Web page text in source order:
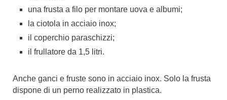
una frusta a filo per montare uova e albumi;
la ciotola in acciaio inox;
il coperchio paraschizzi;
il frullatore da 1,5 litri.
Anche ganci e fruste sono in acciaio inox. Solo la frusta
dispone di un perno realizzato in plastica.